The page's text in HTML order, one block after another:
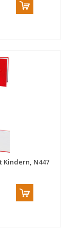
Kindern, N447